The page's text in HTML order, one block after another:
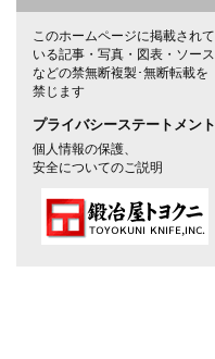
このホームページに掲載されて
いる記事・写真・図表・ソース
などの禁無断複製･無断転載を
禁じます
プライバシーステートメント
個人情報の保護、
安全についてのご説明